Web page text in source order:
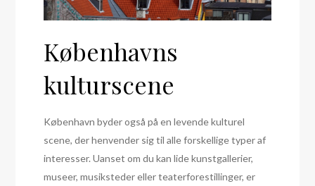
Københavns
kulturscene
København byder også på en levende kulturel
scene, der henvender sig til alle forskellige typer af
interesser. Uanset om du kan lide kunstgallerier,
museer, musiksteder eller teaterforestillinger, er